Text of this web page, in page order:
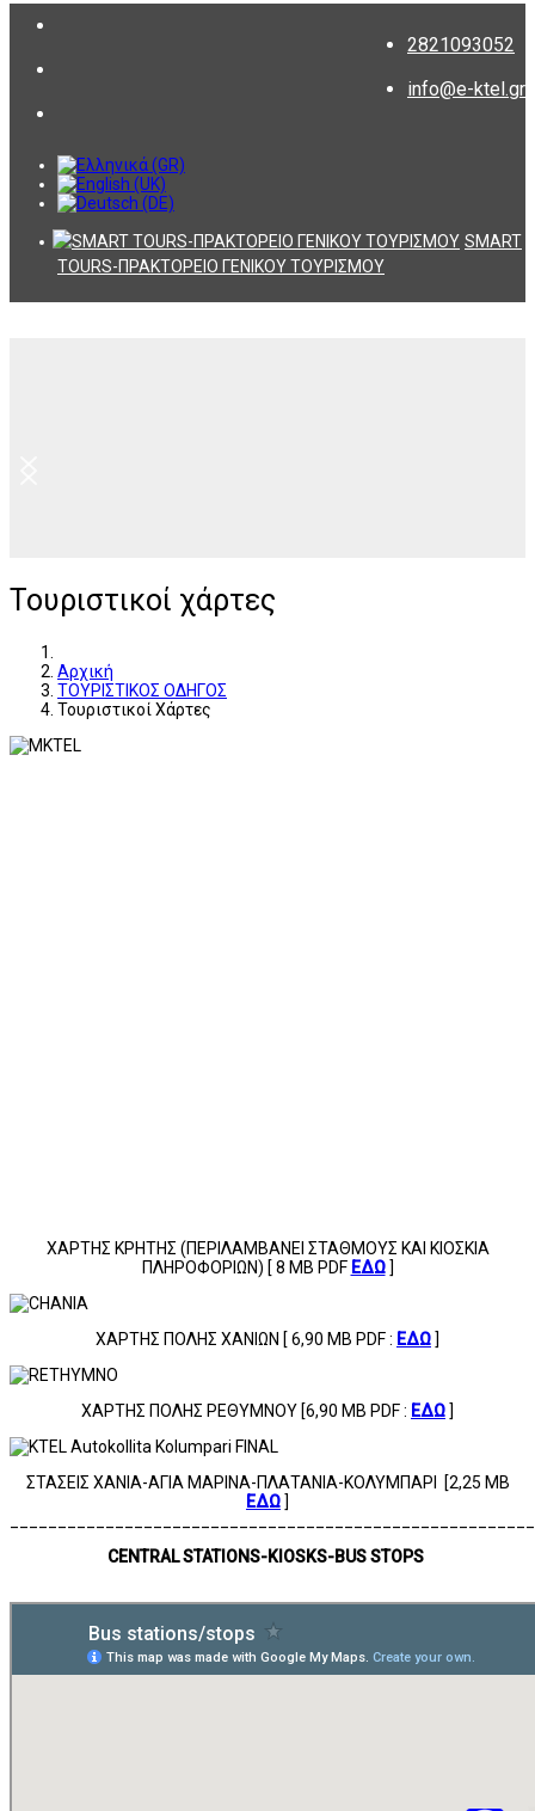
2821093052
info@e-ktel.gr
SMART
TOURS-ΠΡΑΚΤΟΡΕΙΟ ΓΕΝΙΚΟΥ ΤΟΥΡΙΣΜΟΥ
Τουριστικοί χάρτες
Αρχική
ΤΟΥΡΙΣΤΙΚΟΣ ΟΔΗΓΟΣ
Τουριστικοί Χάρτες
ΧΑΡΤΗΣ ΚΡΗΤΗΣ (ΠΕΡΙΛΑΜΒΑΝΕΙ ΣΤΑΘΜΟΥΣ ΚΑΙ ΚΙΟΣΚΙΑ
ΠΛΗΡΟΦΟΡΙΩΝ) [ 8 ΜΒ PDF ΕΔΩ]
ΧΑΡΤΗΣ ΠΟΛΗΣ ΧΑΝΙΩΝ [ 6,90 ΜΒ PDF : ΕΔΩ ]
XΑΡΤΗΣ ΠΟΛΗΣ ΡΕΘΥΜΝΟΥ [6,90 ΜΒ PDF : ΕΔΩ ]
ΣΤΑΣΕΙΣ ΧΑΝΙΑ-ΑΓΙΑ ΜΑΡΙΝΑ-ΠΛΑΤΑΝΙΑ-ΚΟΛΥΜΠΑΡΙ [2,25 ΜΒ
ΕΔΩ ]
CENTRAL STATIONS-KIOSKS-BUS STOPS